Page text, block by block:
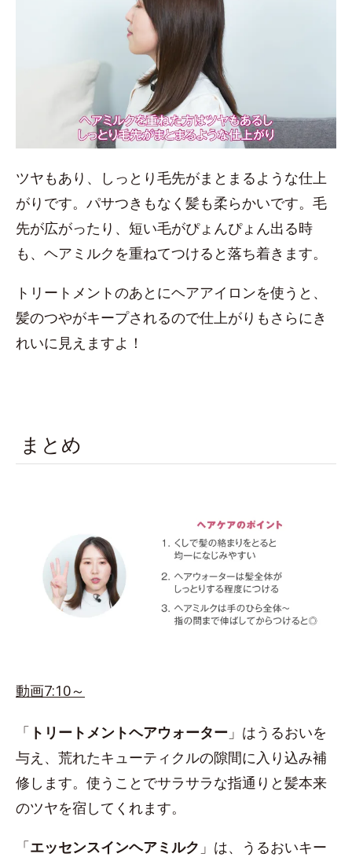
ツヤもあり、しっとり毛先がまとまるような仕上
がりです。パサつきもなく髪も柔らかいです。毛
先が広がったり、短い毛がぴょんぴょん出る時
も、ヘアミルクを重ねてつけると落ち着きます。
トリートメントのあとにヘアアイロンを使うと、
髪のつやがキープされるので仕上がりもさらにき
れいに見えますよ！
まとめ
動画7:10～
「 トリートメントヘアウォーター 」はうるおいを
与え、荒れたキューティクルの隙間に入り込み補
修します。使うことでサラサラな指通りと髪本来
のツヤを宿してくれます。
「エッセンスインヘアミルク 」は、うるおいキー